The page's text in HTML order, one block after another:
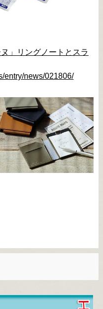
」リングノートとスラ
entry/news/021806/